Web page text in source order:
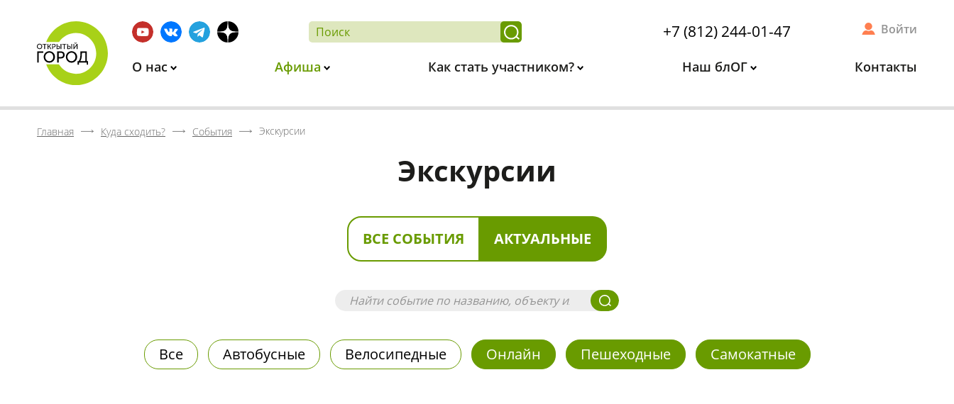
+7 (812) 244-01-47 Войти
О нас Афиша Как стать участником? Наш блОГ Контакты
Главная Куда сходить? События Экскурсии
Экскурсии
ВСЕ СОБЫТИЯ АКТУАЛЬНЫЕ
Все Автобусные Велосипедные Онлайн Пешеходные Самокатные